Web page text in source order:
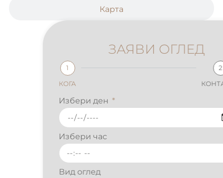
Карта
ЗАЯВИ ОГЛЕД
2
КОНТАКТИ
Избери ден
Избери час
Вид оглед